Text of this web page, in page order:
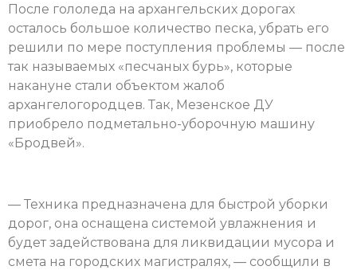
После гололеда на архангельских дорогах
осталось большое количество песка, убрать его
решили по мере поступления проблемы — после
так называемых «песчаных бурь», которые
накануне стали объектом жалоб
архангелогородцев. Так, Мезенское ДУ
приобрело подметально-уборочную машину
«Бродвей».
— Техника предназначена для быстрой уборки
дорог, она оснащена системой увлажнения и
будет задействована для ликвидации мусора и
смета на городских магистралях, — сообщили в